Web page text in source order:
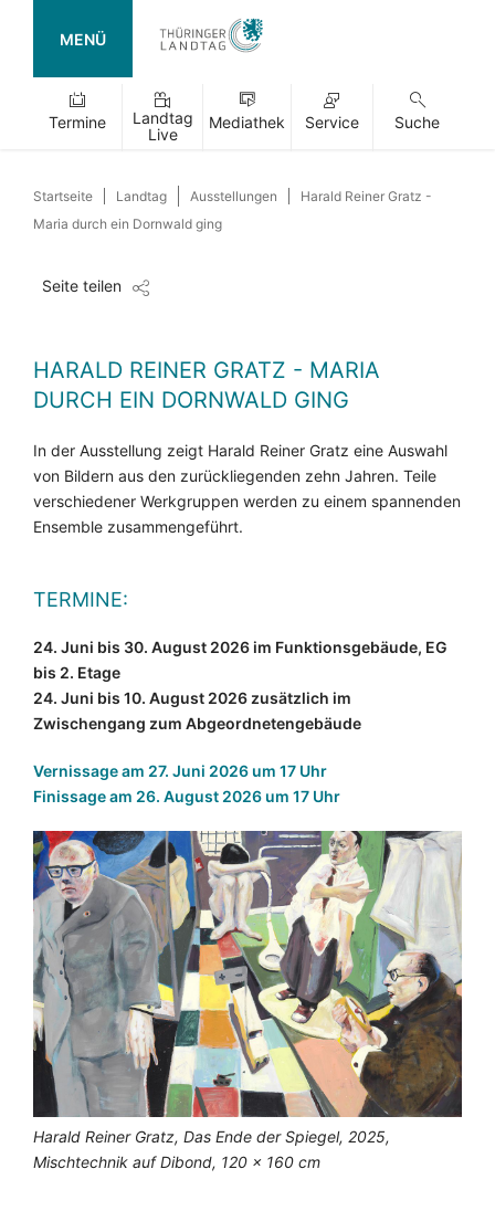
MENÜ
Termine
Landtag
Live
Mediathek Service Suche
Startseite Landtag Ausstellungen
Harald Reiner Gratz -
Maria durch ein Dornwald ging
Seite teilen
HARALD REINER GRATZ - MARIA
DURCH EIN DORNWALD GING
In der Ausstellung zeigt Harald Reiner Gratz eine Auswahl
von Bildern aus den zurückliegenden zehn Jahren. Teile
verschiedener Werkgruppen werden zu einem spannenden
Ensemble zusammengeführt.
TERMINE:
24. Juni bis 30. August 2026 im Funktionsgebäude, EG
bis 2. Etage
24. Juni bis 10. August 2026 zusätzlich im
Zwischengang zum Abgeordnetengebäude
Vernissage am 27. Juni 2026 um 17 Uhr
Finissage am 26. August 2026 um 17 Uhr
Harald Reiner Gratz, Das Ende der Spiegel, 2025,
Mischtechnik auf Dibond, 120 x 160 cm